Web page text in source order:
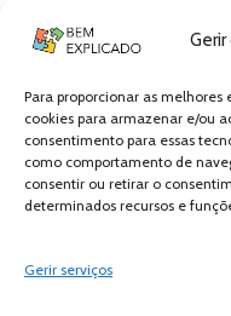
Para proporcionar as
cookies para armazenar e/ou
consentimento para essas
como comportamento de
consentir ou retirar o
determinados recursos e
Gerir serviços
Explicado
Fica a par de
Spam, apenas
conteúdos!